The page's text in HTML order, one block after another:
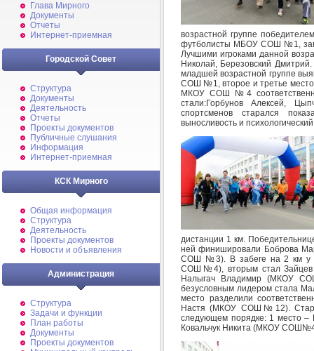
Глава Мирного
Документы
Отчеты
Интернет-приемная
Городской Совет
Структура
Документы
Деятельность
Отчеты
Проекты документов
Публичные слушания
Информация
Интернет-приемная
КСК Мирного
Общая информация
Структура
Деятельность
Проекты документов
Новости и объявления
Администрация
Структура
Задачи и функции
План работы
Документы
Проекты документов
возрастной группе
футболисты МБОУ СОШ №1,
Лучшими игроками данной
Николай, Березовский
младшей возрастной группе
СОШ №1, второе и третье
МКОУ СОШ №4
стали:Горбунов Алексей,
спортсменов старался
выносливость и
дистанции 1 км.
ней финишировали Боброва
СОШ №3). В забеге на 2 км у
СОШ№4), вторым стал
Налыгач Владимир (МКОУ
безусловным лидером стала
место разделили
Настя (МКОУ СОШ№12).
следующем порядке: 1 место
Ковальчук Никита (МКОУ